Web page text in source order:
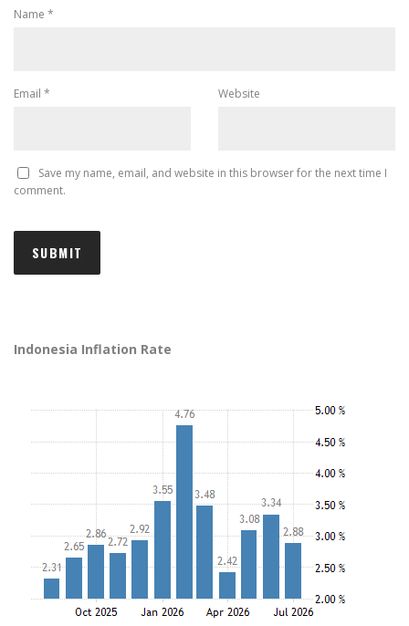
Name *
Email * Website
Save my name, email, and website in this browser for the next time I
comment.
Indonesia Inflation Rate